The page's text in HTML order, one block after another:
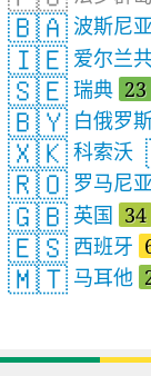
🇧🇦 波斯尼
🇮🇪 爱尔兰
🇸🇪 瑞典 23
🇧🇾 白俄罗
🇽🇰 科索沃
🇷🇴 罗马尼
🇬🇧 英国 34
🇪🇸 西班牙
🇲🇹 马耳他